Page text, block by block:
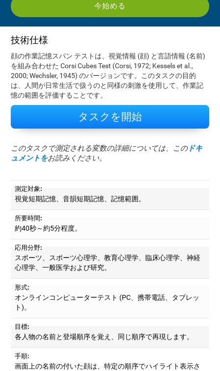
今始める
技術仕様
顔の作業記憶スパン テストは、視覚情報 (顔) と言語情報 (名前)
を組み合わせた Corsi Cubes Test (Corsi, 1972; Kessels et al.,
2000; Wechsler, 1945) のバージョンです。このタスクの目的
は、人間が日常生活で扱うのと同様の刺激を使用して、作業記
憶の範囲を評価することです。
タスクを開始
このタスクで測定される変数の詳細については、このドキ
ュメントをお読みください。
測定対象:
視覚短期記憶、音韻短期記憶、記憶範囲。
所要時間:
約40秒～約5分程度。
応用分野:
スポーツ、スポーツ心理学、教育心理学、臨床心理学、神経
心理学、一般医学および研究。
形式:
オンラインコンピューターテスト (PC、携帯電話、タブレッ
ト)。
目標:
各人物の名前と登場順序を覚え、同じ順序で再現します。
手順:
画面上の名前の付いた顔は、特定の順序でハイライト表示さ